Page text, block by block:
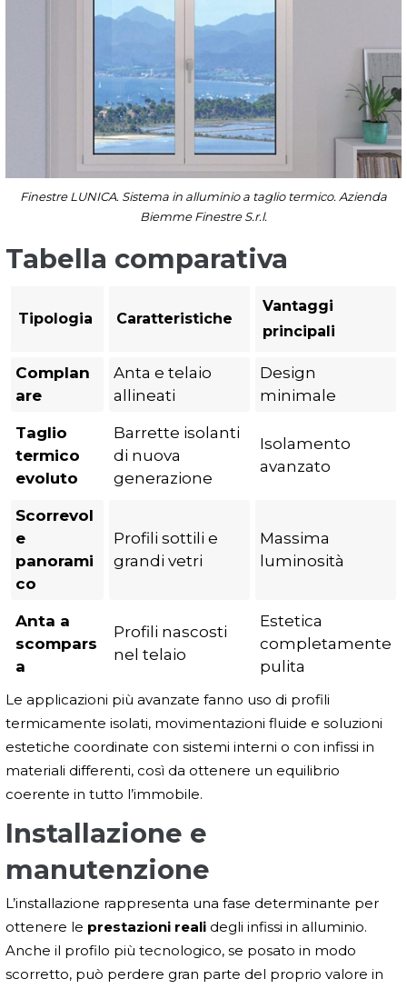
Finestre LUNICA. Sistema in alluminio a taglio termico. Azienda
Biemme Finestre S.r.l.
Tabella comparativa
Tipologia Caratteristiche
Vantaggi
principali
Complan
are
Anta e telaio
allineati
Design
minimale
Taglio
termico
evoluto
Barrette isolanti
di nuova
generazione
Isolamento
avanzato
Scorrevol
e
panorami
co
Profili sottili e
grandi vetri
Massima
luminosità
Anta a
scompars
a
Profili nascosti
nel telaio
Estetica
completamente
pulita
Le applicazioni più avanzate fanno uso di profili
termicamente isolati, movimentazioni fluide e soluzioni
estetiche coordinate con sistemi interni o con infissi in
materiali differenti, così da ottenere un equilibrio
coerente in tutto l’immobile.
Installazione e
manutenzione
L’installazione rappresenta una fase determinante per
ottenere le prestazioni reali degli infissi in alluminio.
Anche il profilo più tecnologico, se posato in modo
scorretto, può perdere gran parte del proprio valore in